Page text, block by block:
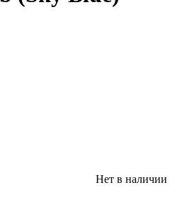
Нет в наличии